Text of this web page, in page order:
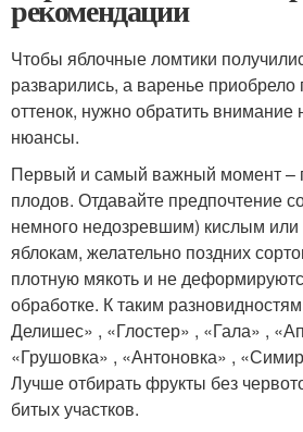
рекомендации
Чтобы яблочные ломтики
разварились, а варенье
оттенок, нужно обратить внимание
нюансы.
Первый и самый важный момент –
плодов. Отдавайте предпочтение
немного недозревшим) кислым или
яблокам, желательно поздних
плотную мякоть и не
обработке. К таким
Делишес» , «Глостер» , «Гала» ,
«Грушовка» , «Антоновка» ,
Лучше отбирать фрукты без
битых участков.